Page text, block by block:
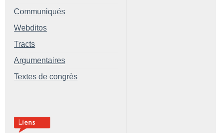
Communiqués
Webditos
Tracts
Argumentaires
Textes de congrès